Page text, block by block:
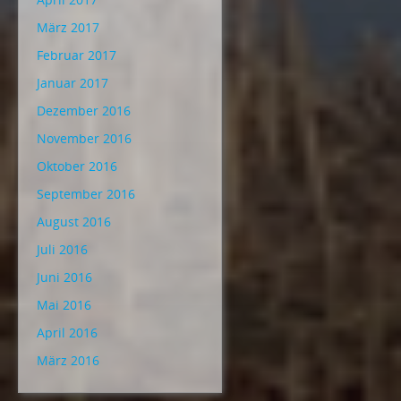
März 2017
Februar 2017
Januar 2017
Dezember 2016
November 2016
Oktober 2016
September 2016
August 2016
Juli 2016
Juni 2016
Mai 2016
April 2016
März 2016